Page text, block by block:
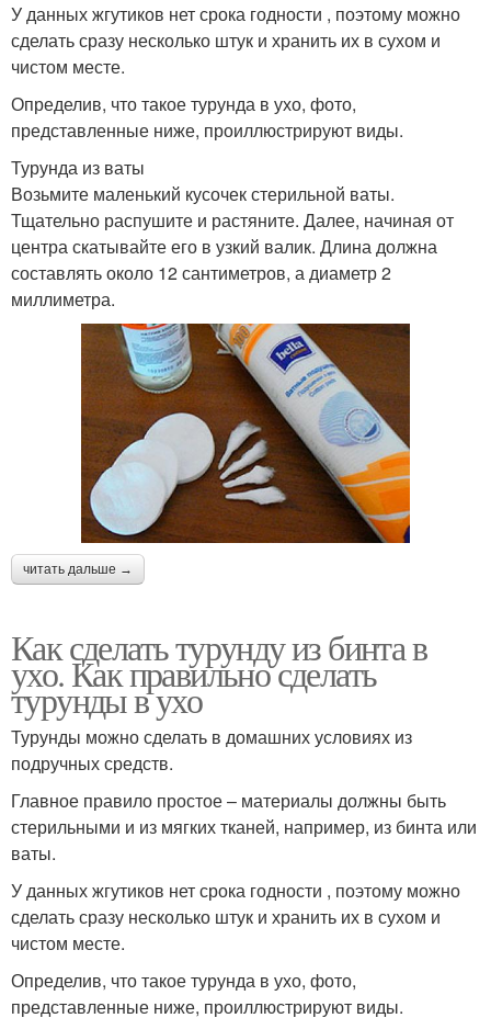
У данных жгутиков нет срока годности , поэтому можно
сделать сразу несколько штук и хранить их в сухом и
чистом месте.
Определив, что такое турунда в ухо, фото,
представленные ниже, проиллюстрируют виды.
Турунда из ваты
Возьмите маленький кусочек стерильной ваты.
Тщательно распушите и растяните. Далее, начиная от
центра скатывайте его в узкий валик. Длина должна
составлять около 12 сантиметров, а диаметр 2
миллиметра.
читать дальше →
Как сделать турунду из бинта в
ухо. Как правильно сделать
турунды в ухо
Турунды можно сделать в домашних условиях из
подручных средств.
Главное правило простое – материалы должны быть
стерильными и из мягких тканей, например, из бинта или
ваты.
У данных жгутиков нет срока годности , поэтому можно
сделать сразу несколько штук и хранить их в сухом и
чистом месте.
Определив, что такое турунда в ухо, фото,
представленные ниже, проиллюстрируют виды.